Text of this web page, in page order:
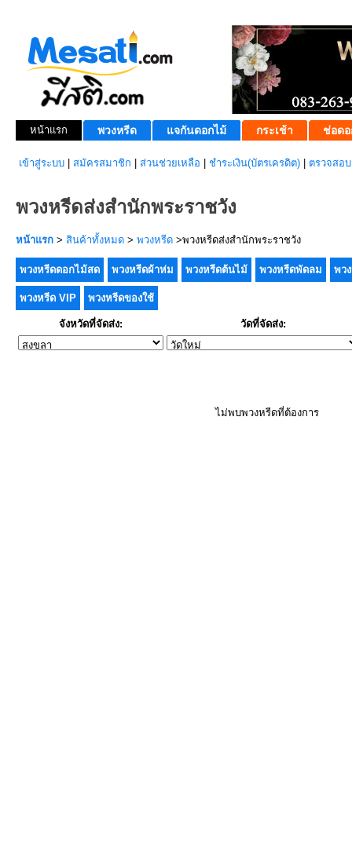
หน้าแรก พวงหรีด แจกันดอกไม้ กระเช้า ช่อดอ
เข้าสู่ระบบ สมัครสมาชิก ส่วนช่วยเหลือ ชำระเงิน(บัตรเครดิต) ตรวจสอ
พวงหรีดส่งสำนักพระราชวัง
หน้าแรก > สินค้าทั้งหมด > พวงหรีด >พวงหรีดส่งสำนักพระราชวัง
พวงหรีดดอกไม้สด พวงหรีดผ้าห่ม พวงหรีดต้นไม้ พวงหรีดพัดลม พว
พวงหรีด VIP พวงหรีดของใช้
จังหวัดที่จัดส่ง: วัดที่จัดส่ง:
ไม่พบพวงหรีดที่ต้องการ